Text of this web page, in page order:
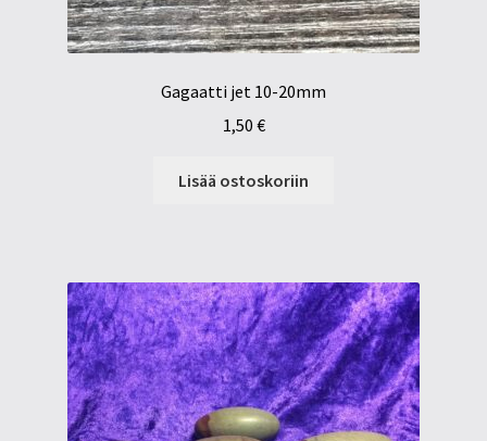
Gagaatti jet 10-20mm
1,50 €
Lisää ostoskoriin